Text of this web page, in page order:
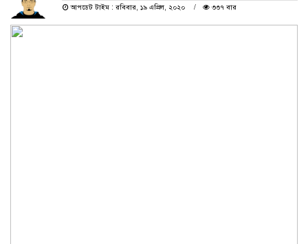
আপডেট টাইম : রবিবার, ১৯ এপ্রিল, ২০২০
৩৩৭ বার